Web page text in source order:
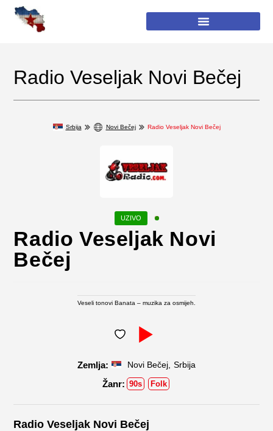
Radio Veseljak Novi Bečej
Srbija Novi Bečej Radio Veseljak Novi Bečej
Radio Veseljak Novi
Bečej
Veseli tonovi Banata – muzika za osmijeh.
Novi Bečej Srbija
90s Folk
Radio Veseljak Novi Bečej